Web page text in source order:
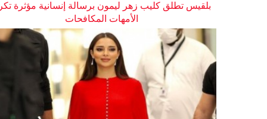
بلقيس تطلق كليب زهر ليمون برسالة إنسانية مؤثرة
الأمهات المكافحات